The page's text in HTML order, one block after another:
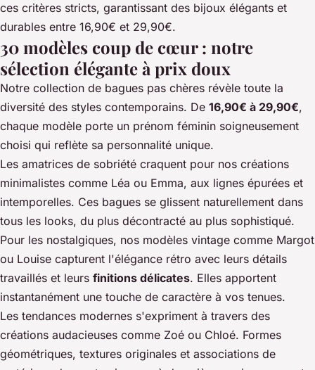
ces critères stricts, garantissant des bijoux élégants et
durables entre 16,90€ et 29,90€.
30 modèles coup de cœur : notre
sélection élégante à prix doux
Notre collection de bagues pas chères révèle toute la
diversité des styles contemporains. De 16,90€ à 29,90€,
chaque modèle porte un prénom féminin soigneusement
choisi qui reflète sa personnalité unique.
Les amatrices de sobriété craquent pour nos créations
minimalistes comme Léa ou Emma, aux lignes épurées et
intemporelles. Ces bagues se glissent naturellement dans
tous les looks, du plus décontracté au plus sophistiqué.
Pour les nostalgiques, nos modèles vintage comme Margot
ou Louise capturent l'élégance rétro avec leurs détails
travaillés et leurs finitions délicates. Elles apportent
instantanément une touche de caractère à vos tenues.
Les tendances modernes s'expriment à travers des
créations audacieuses comme Zoé ou Chloé. Formes
géométriques, textures originales et associations de